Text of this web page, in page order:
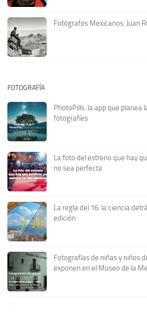
Fotógrafos Mexicanos: Juan
FOTOGRAFÍA
PhotoPills: la app que planea
fotografíes
La foto del estreno que hay
no sea perfecta
La regla del 16: la ciencia
edición
Fotografías de niñas y niños
exponen en el Museo de la